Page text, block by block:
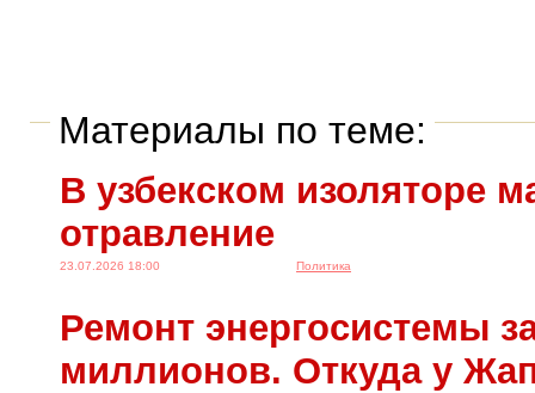
Материалы по теме:
В узбекском изоляторе
отравление
23.07.2026 18:00 Политика
Ремонт энергосистемы
миллионов. Откуда у